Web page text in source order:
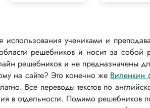
учениками и
решебников и носит за
решебников и не предназначены
на сайте? Это конечно же Виленкин
Все переводы текстов по
в отдельности. Помимо решебников